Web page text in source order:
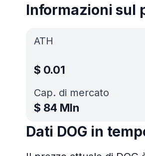
Informazioni sul
ATH
$ 0.01
Cap. di mercato
$ 84 Mln
Dati DOG in